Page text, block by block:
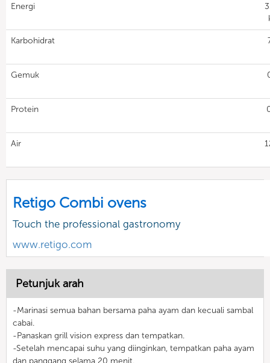
Energi
Karbohidrat
Gemuk
Protein
Air
Retigo Combi ovens
Touch the professional gastronomy
www.retigo.com
Petunjuk arah
-Marinasi semua bahan bersama paha ayam dan kecuali sambal
cabai.
-Panaskan grill vision express dan tempatkan.
-Setelah mencapai suhu yang diinginkan, tempatkan paha ayam
dan panggang selama 20 menit.